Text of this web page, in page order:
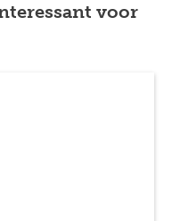
voor